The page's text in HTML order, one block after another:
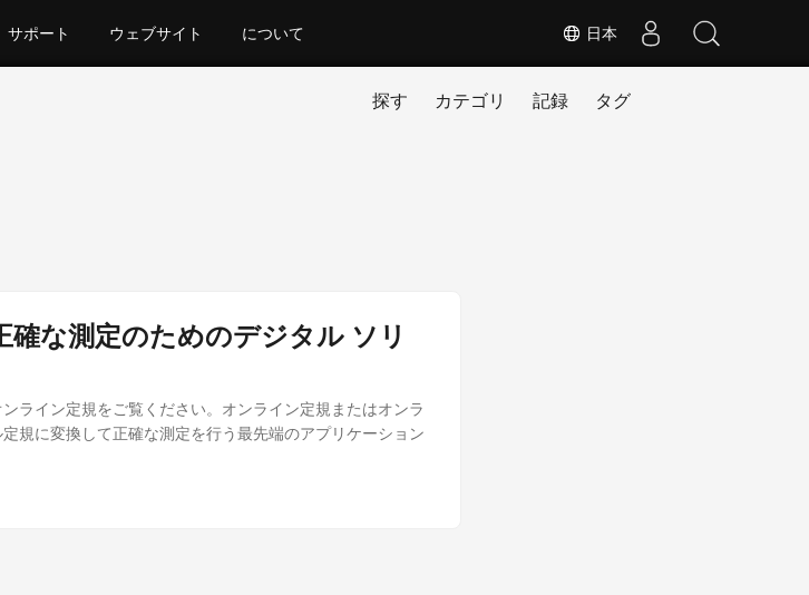
日本
サポート ウェブサイト について
探す カテゴリ 記録 タグ
な測定のためのデジタル ソリ
ライン定規をご覧ください。オンライン定規またはオンラ
規に変換して正確な測定を行う最先端のアプリケーション